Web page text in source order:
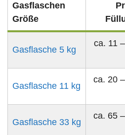
Gasflaschen
Größe
Gasflasche 5 kg
ca. 11
Gasflasche 11 kg
ca. 20
Gasflasche 33 kg
ca. 65